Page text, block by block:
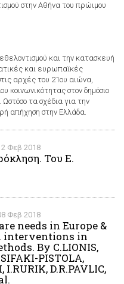
στην Αθήνα του πρώιμου
και την κατασκευή
και ευρωπαϊκές
αρχές του 21ου αιώνα,
κοινωνικότητας στον δημόσιο
τα σχέδια για την
απήχηση στην Ελλάδα.
Φεβ 2018
Του Ε.
Φεβ 2018
needs in Europe &
interventions in
By C.LIONIS,
PISTOLA,
D.R.PAVLIC,